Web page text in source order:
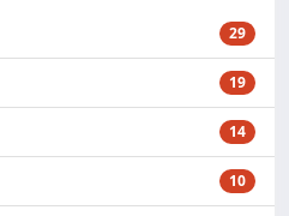
29
19
14
10